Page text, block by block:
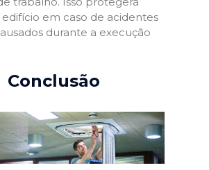
em caso de acidentes
durante a execução
Conclusão